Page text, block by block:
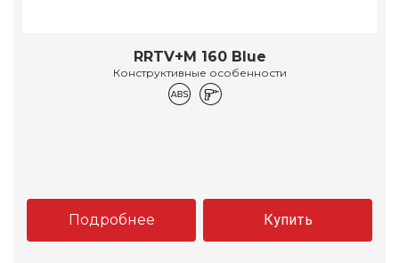
RRTV+M 160 Blue
Конструктивные особенности
Подробнее Купить